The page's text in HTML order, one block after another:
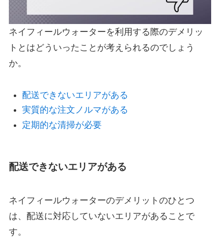
ネイフィールウォーターを利用する際のデメリッ
トとはどういったことが考えられるのでしょう
か。
配送できないエリアがある
実質的な注文ノルマがある
定期的な清掃が必要
配送できないエリアがある
ネイフィールウォーターのデメリットのひとつ
は、配送に対応していないエリアがあることで
す。